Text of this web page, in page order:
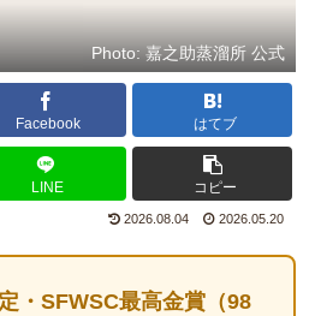
Photo: 嘉之助蒸溜所 公式
Facebook はてブ
LINE コピー
2026.08.04 2026.05.20
・SFWSC最高金賞（98